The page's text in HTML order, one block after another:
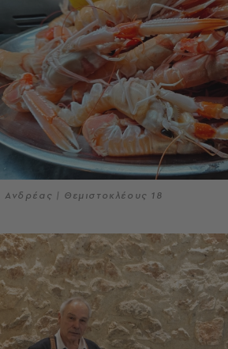
Ανδρέας | Θεμιστοκλέους 18